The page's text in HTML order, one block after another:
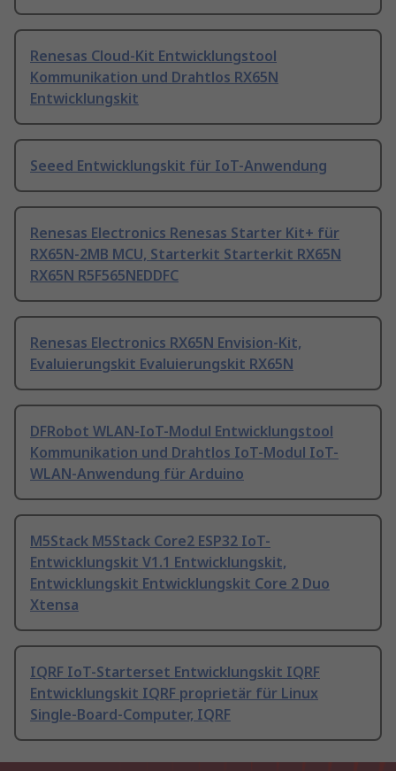
Renesas Cloud-Kit Entwicklungstool
Kommunikation und Drahtlos RX65N
Entwicklungskit
Seeed Entwicklungskit für IoT-Anwendung
Renesas Electronics Renesas Starter Kit+ für
RX65N-2MB MCU, Starterkit Starterkit RX65N
RX65N R5F565NEDDFC
Renesas Electronics RX65N Envision-Kit,
Evaluierungskit Evaluierungskit RX65N
DFRobot WLAN-IoT-Modul Entwicklungstool
Kommunikation und Drahtlos IoT-Modul IoT-
WLAN-Anwendung für Arduino
M5Stack M5Stack Core2 ESP32 IoT-
Entwicklungskit V1.1 Entwicklungskit,
Entwicklungskit Entwicklungskit Core 2 Duo
Xtensa
IQRF IoT-Starterset Entwicklungskit IQRF
Entwicklungskit IQRF proprietär für Linux
Single-Board-Computer, IQRF